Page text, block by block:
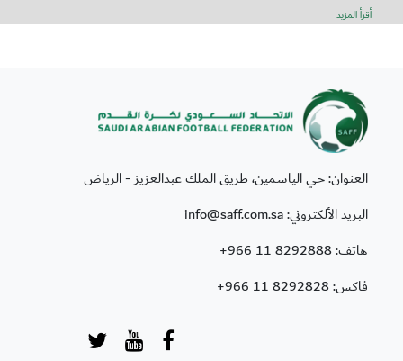
أقرأ المزيد
العنوان: حي الياسمين، طريق الملك عبدالعزيز - الرياض
البريد الألكتروني: info@saff.com.sa
هاتف:+966 11 8292888
فاكس:+966 11 8292828